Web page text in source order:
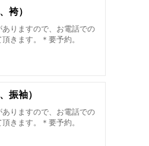
袴）
りますので、お電話での
きます。＊要予約。
振袖）
りますので、お電話での
きます。＊要予約。